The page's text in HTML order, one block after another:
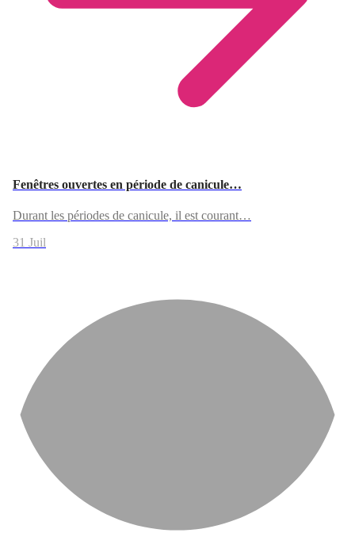
Fenêtres ouvertes en période de canicule…
Durant les périodes de canicule, il est courant…
31 Juil